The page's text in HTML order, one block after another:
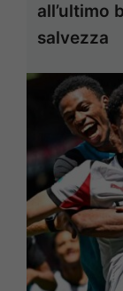
all’ultimo
salvezza